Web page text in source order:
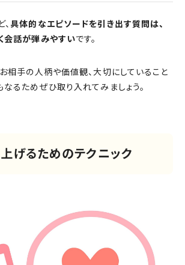
具体的なエピソードを引き出す質問は、
会話が弾みやすいです。
相手の人柄や価値観、大切にしていること
るためぜひ取り入れてみましょう。
げるためのテクニック